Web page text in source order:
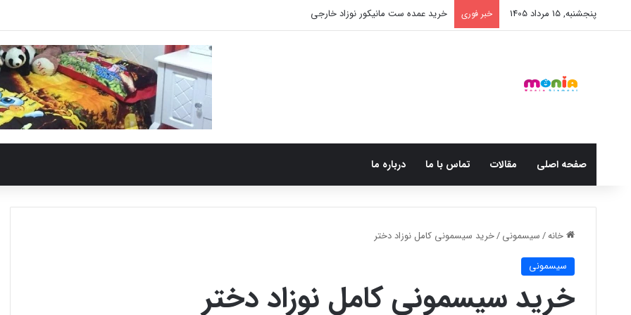
پنجشنبه, 15 مرداد 1405 خبر فوری خرید عمده ست مانیکور نوزاد خارجی
صفحه اصلی مقالات تماس با ما درباره ما
خانه/ سیسمونی/خرید سیسمونی کامل نوزاد دختر
سیسمونی
خرید سیسمونی کامل نوزاد دختر